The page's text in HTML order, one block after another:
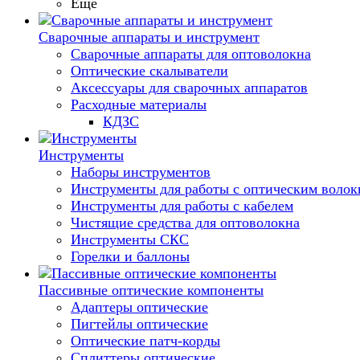
Еще
Сварочные аппараты и инструмент
Сварочные аппараты для оптоволокна
Оптические скалыватели
Аксессуары для сварочных аппаратов
Расходные материалы
КДЗС
Инструменты
Наборы инструментов
Инструменты для работы с оптическим
Инструменты для работы с кабелем
Чистящие средства для оптоволокна
Инструменты СКС
Горелки и баллоны
Пассивные оптические компоненты
Адаптеры оптические
Пигтейлы оптические
Оптические патч-корды